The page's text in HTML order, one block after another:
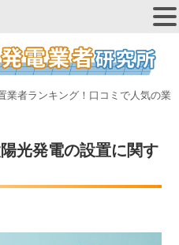
業者ランキング！口コミで人気の業
光発電の設置に関す